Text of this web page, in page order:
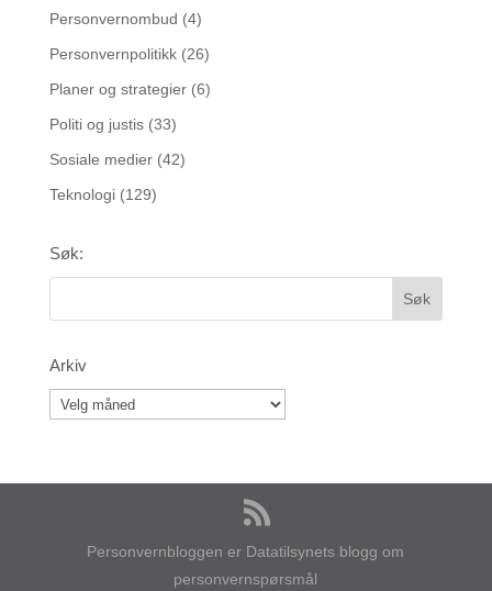
Personvernombud (4)
Personvernpolitikk(26)
Planer og strategier(6)
Politi og justis(33)
Sosiale medier(42)
Teknologi(129)
Søk:
Arkiv
Personvernbloggen er Datatilsynets blogg om
personvernspørsmål